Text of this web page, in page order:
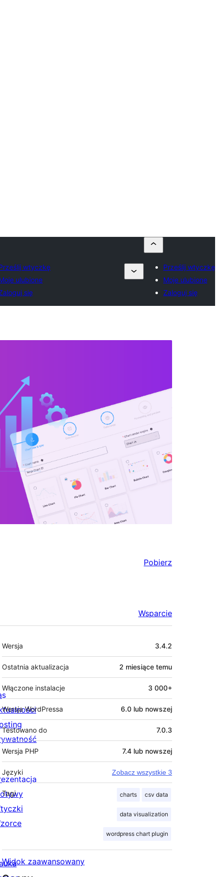
wtyczkę
ulubione
się
Prześlij wtyczkę
Moje ulubione
Zaloguj się
Pobierz
Wsparcie
Meta
Wersja 3.4.2
Ostatnia aktualizacja 2 miesiące temu
Włączone instalacje 3 000+
Wersja WordPressa 6.0 lub nowszej
Testowano do 7.0.3
Wersja PHP 7.4 lub nowszej
Języki Zobacz wszystkie 3
Tagi charts csv data
data visualization
wordpress chart plugin
Widok zaawansowany